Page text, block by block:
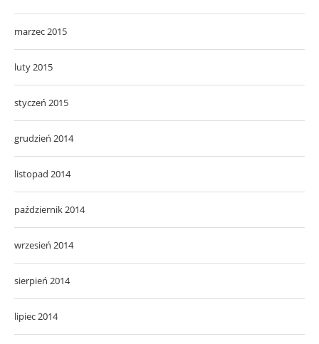
marzec 2015
luty 2015
styczeń 2015
grudzień 2014
listopad 2014
październik 2014
wrzesień 2014
sierpień 2014
lipiec 2014